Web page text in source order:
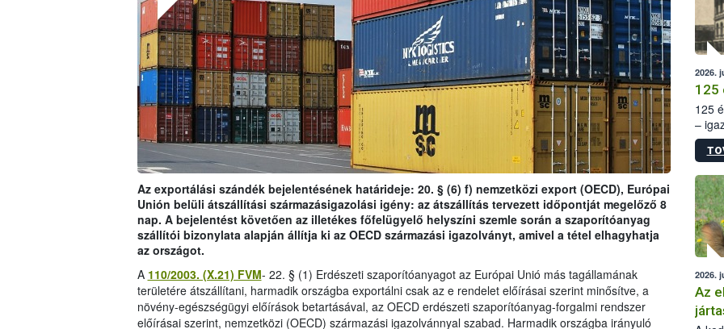
Az exportálási szándék bejelentésének határideje: 20. § (6) f) nemzetközi export (OECD), Európai
Unión belüli átszállítási származásigazolási igény: az átszállítás tervezett időpontját megelőző 8
nap. A bejelentést követően az illetékes főfelügyelő helyszíni szemle során a szaporítóanyag
szállítói bizonylata alapján állítja ki az OECD származási igazolványt, amivel a tétel elhagyhatja
az országot.
A 110/2003. (X.21) FVM- 22. § (1) Erdészeti szaporítóanyagot az Európai Unió más tagállamának
területére átszállítani, harmadik országba exportálni csak az e rendelet előírásai szerint minősítve, a
növény-egészségügyi előírások betartásával, az OECD erdészeti szaporítóanyag-forgalmi rendszer
előírásai szerint, nemzetközi (OECD) származási igazolvánnyal szabad. Harmadik országba irányuló
2026.
125
125
–
15.
2026.
Az